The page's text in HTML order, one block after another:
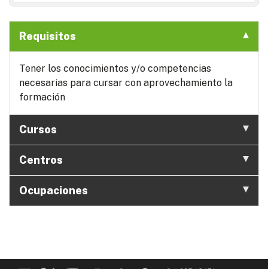
Requisitos
Tener los conocimientos y/o competencias
necesarias para cursar con aprovechamiento la
formación
Cursos
Centros
Ocupaciones